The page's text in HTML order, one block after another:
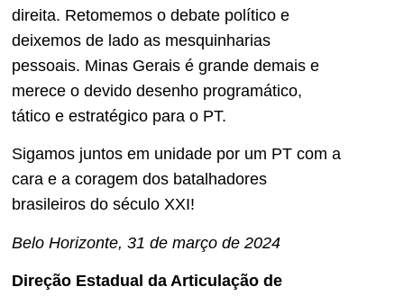
direita. Retomemos o debate político e
deixemos de lado as mesquinharias
pessoais. Minas Gerais é grande demais e
merece o devido desenho programático,
tático e estratégico para o PT.
Sigamos juntos em unidade por um PT com a
cara e a coragem dos batalhadores
brasileiros do século XXI!
Belo Horizonte, 31 de março de 2024
Direção Estadual da Articulação de